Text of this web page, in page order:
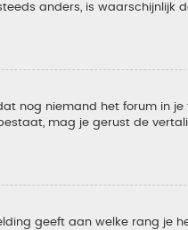
anders, is waarschijnlijk
nog niemand het forum in
mag je gerust de
geeft aan welke rang je